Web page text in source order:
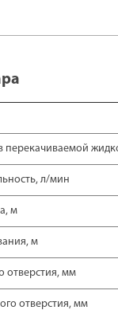
перекачиваемой
л/мин
м
м
отверстия, мм
отверстия, мм